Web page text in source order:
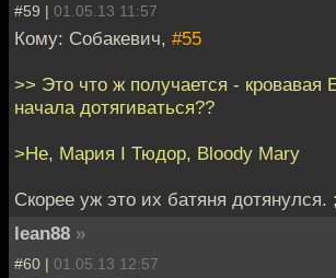
#59 | 01.05.13 11:57
Кому: Собакевич, #55
>> Это что ж получается - кровавая
начала дотягиваться??
>Не, Мария I Тюдор, Bloody Mary
Скорее уж это их батяня дотянулся.
lean88 »
#60 | 01.05.13 12:57